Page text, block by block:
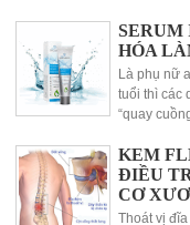
SERUM
HÓA
Là phụ nữ
tuổi thì các
“quay
KEM
ĐIỀU
CƠ
Thoát vị